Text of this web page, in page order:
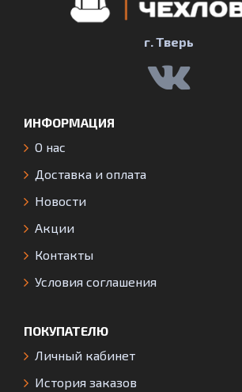
г. Тверь
ИНФОРМАЦИЯ
О нас
Доставка и оплата
Новости
Акции
Контакты
Условия соглашения
ПОКУПАТЕЛЮ
Личный кабинет
История заказов